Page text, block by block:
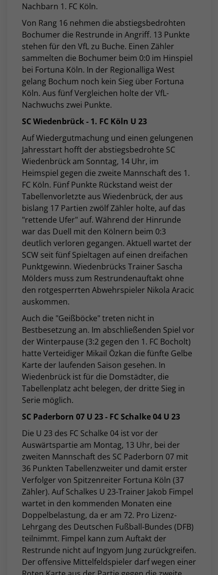
Nachbarn 1. FC Köln.
Von Rang 16 nehmen die abstiegsbedrohten
Bochumer die Restrunde in Angriff. 13 Punkte
stehen für den VfL zu Buche. Einen Zähler
sammelten die Bochumer beim 0:0 im Hinspiel
bei Fortuna Köln. In der Regionalliga West
gelang Bochum noch kein Sieg über Fortuna
Köln. Aus fünf Vergleichen holte der VfL-
Nachwuchs zwei Punkte.
SC Wiedenbrück - 1. FC Köln U 23
Auf Wiedergutmachung und einen gelungenen
Jahresstart hofft der abstiegsbedrohte SC
Wiedenbrück am Sonntag, 14 Uhr, im
Heimspiel gegen die zweite Mannschaft des 1.
FC Köln. Fünf Punkte Rückstand weist der
Tabellenvorletzte aus Wiedenbrück, der aus
bislang 17 Partien zwölf Zähler holte, auf das
"rettende Ufer" auf. Während der Hinrunde
war das Duell mit den Kölnern beim 0:3
deutlich verloren gegangen. Aktuell wartet der
SCW seit fünf Spieltagen auf einen dreifachen
Punktgewinn. Wiedenbrücks Trainer Sascha
Mölders muss zum Restrundenauftakt ohne
den rotgesperrten Abwehrspieler Nikola Aracic
auskommen.
Auch die "Geißböcke" treten nicht in
Bestbesetzung an. Im abschließenden Spiel vor
der Winterpause (3:2 gegen den 1. FC Bocholt)
hatte Verteidiger Mikail Özkan die fünfte Gelbe
Karte der laufenden Saison gesehen. In
Wiedenbrück ist für die Domstädter, die
Tabellenplatz acht belegen, der dritte Sieg in
Serie möglich.
SC Paderborn 07 U 23 - FC Schalke 04 U 23
Die U 23 des FC Schalke 04 ist vor der
Auswärtspartie am Montag, 13 Uhr, bei der
zweiten Mannschaft des SC Paderborn 07 mit
36 Punkten Tabellenzweiter und damit erster
Verfolger von Spitzenreiter Fortuna Köln (37
Zähler). Auf Schalkes U 23-Trainer Jakob Fimpel
wartet in den kommenden Monaten eine
Doppelbelastung, da er am 72. Pro Lizenz-
Lehrgang des Deutschen Fußball-Bundes (DFB)
teilnimmt. Fimpel kann zum Auftakt der
Restrunde nicht auf Ingyom Jung zurückgreifen.
Der offensive Mittelfeldspieler darf wegen einer